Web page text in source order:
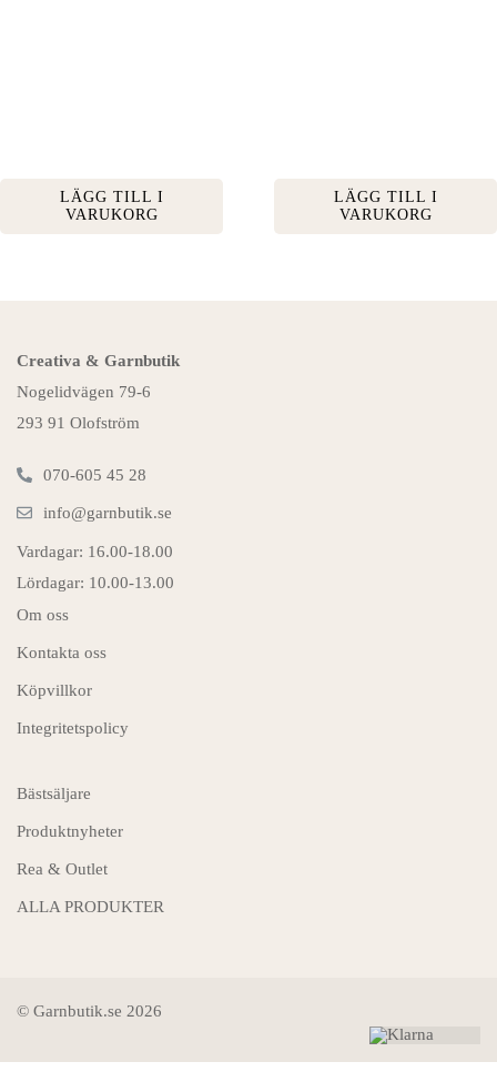
LÄGG TILL I
VARUKORG
LÄGG TILL I
VARUKORG
Creativa & Garnbutik
Nogelidvägen 79-6
293 91 Olofström
070-605 45 28
info@garnbutik.se
Vardagar: 16.00-18.00
Lördagar: 10.00-13.00
Om oss
Kontakta oss
Köpvillkor
Integritetspolicy
Bästsäljare
Produktnyheter
Rea & Outlet
ALLA PRODUKTER
© Garnbutik.se 2026